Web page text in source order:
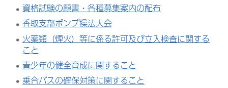
資格試験の願書・各種募集案内の配布
香取支部ポンプ操法大会
火薬類（煙火）等に係る許可及び立入検査に関する
こと
青少年の健全育成に関すること
乗合バスの確保対策に関すること